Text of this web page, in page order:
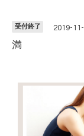
受付終了 2019-
満